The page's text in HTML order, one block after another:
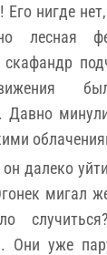
Его нигде
лесная
Давно
далеко
мигал
Они уже